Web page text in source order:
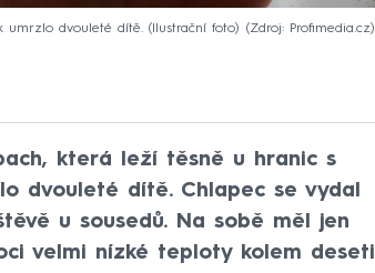
umrzlo dvouleté dítě. (Ilustrační foto) Zdroj: Profimedia.cz
která leží těsně u hranic s
dvouleté dítě. Chlapec se vydal
u sousedů. Na sobě měl jen
velmi nízké teploty kolem deseti